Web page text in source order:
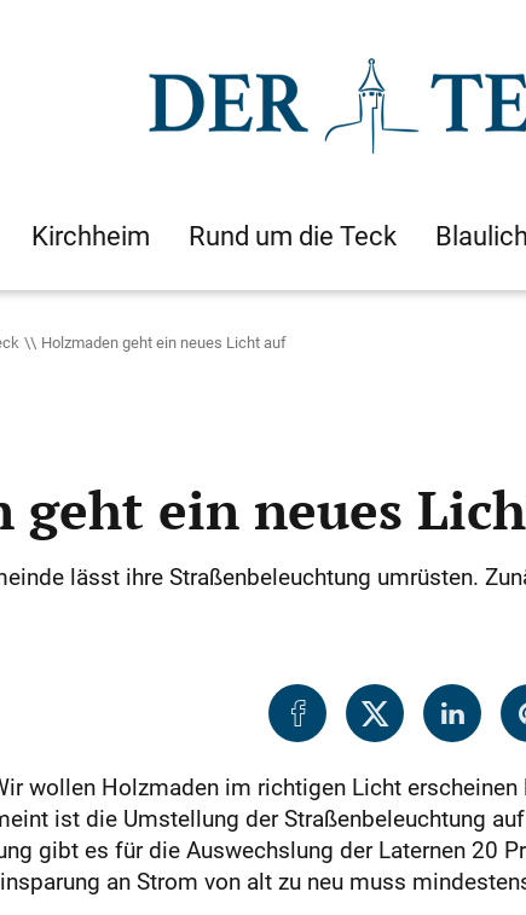
Kirchheim Rund um die Teck
Holzmaden geht ein neues Licht auf
geht ein neues
lässt ihre Straßenbeleuchtung umrüsten.
wollen Holzmaden im richtigen Licht
ist die Umstellung der Straßenbeleuchtung
gibt es für die Auswechslung der Laternen 20
an Strom von alt zu neu muss